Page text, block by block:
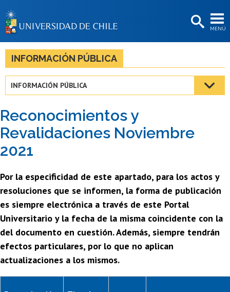
MENÚ
BIBLIOTECAS
LA UNIVERSIDAD
Estudiantes
Académicas/os
Funcionarias/os
INFORMACIÓN PÚBLICA
INFORMACIÓN PÚBLICA
Reconocimientos y
Revalidaciones Noviembre
2021
Por la especificidad de este apartado, para los actos y
resoluciones que se informen, la forma de publicación
es siempre electrónica a través de este Portal
Universitario y la fecha de la misma coincidente con la
del documento en cuestión. Además, siempre tendrán
efectos particulares, por lo que no aplican
actualizaciones a los mismos.